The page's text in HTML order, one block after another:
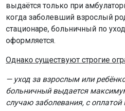
выдаётся только при
когда заболевший взрослый
стационаре, больничный по
оформляется.
Однако существуют строгие
— уход за взрослым или
больничный выдается
случаю заболевания, с оплатой